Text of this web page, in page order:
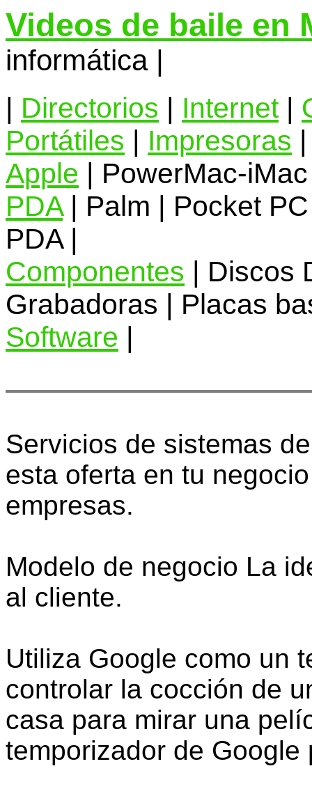
Videos de baile en
informática |
Directorios Internet|
Portátiles
Impresoras
Apple | PowerMac-
PDA| Palm | Pocket
PDA |
Componentes | Discos
Grabadoras | Placas
Software
Servicios de sistemas
esta oferta en tu
empresas.
Modelo de negocio La
al cliente.
Utiliza Google como un
controlar la cocción de
casa para mirar una
temporizador de